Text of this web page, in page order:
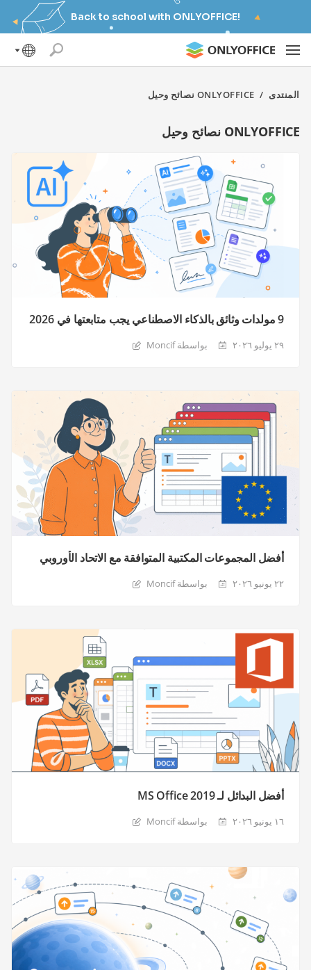
Back to school with ONLYOFFICE!
المنتدى / ONLYOFFICE نصائح وحيل
ONLYOFFICE نصائح وحيل
9 مولدات وثائق بالذكاء الاصطناعي يجب متابعتها في 2026
٢٩ يوليو ٢٠٢٦ بواسطة Moncif
أفضل المجموعات المكتبية المتوافقة مع الاتحاد الأوروبي
٢٢ يونيو ٢٠٢٦ بواسطة Moncif
أفضل البدائل لـ MS Office 2019
١٦ يونيو ٢٠٢٦ بواسطة Moncif